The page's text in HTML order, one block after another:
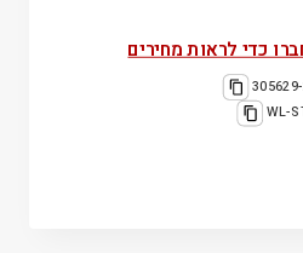
כדי לראות מחירים
WL-